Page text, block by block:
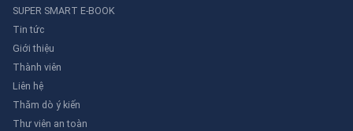
SUPER SMART E-BOOK
Tin tức
Giới thiệu
Thành viên
Liên hệ
Thăm dò ý kiến
Thư viên an toàn